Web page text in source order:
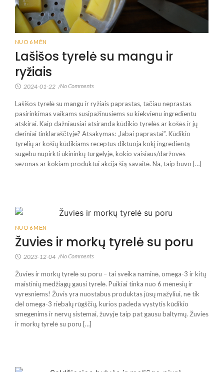
NUO 6 MĖN
Lašišos tyrelė su mangu ir
ryžiais
2024-01-22 /No Comments
Lašišos tyrelė su mangu ir ryžiais paprastas, tačiau neprastas
pasirinkimas vaikams susipažinusiems su kiekvienu ingredientu
atskirai. Kaip dažniausiai atsiranda kūdikio tyrelės ar košės ir jų
deriniai tinklaraščtyje? Atsakymas: „labai paprastai”. Kūdikio
tyrelių ar košių kūdikiams receptus diktuoja kokį ingredientą
sugebu nupirkti ūkininkų turgelyje, kokio vaisiaus/daržovės
sezonas ar kokiam produktui akcija šią savaitė. Na, taip buvo […]
NUO 6 MĖN
Žuvies ir morkų tyrelė su poru
2023-12-04 /No Comments
Žuvies ir morkų tyrelė su poru – tai sveika naminė, omega-3 ir kitų
maistinių medžiagų gausi tyrelė. Puikiai tinka nuo 6 mėnesių ir
vyresniems! Žuvis yra nuostabus produktas jūsų mažyliui, ne tik
dėl omega-3 riebalų rūgščių, kurios padeda vystytis kūdikio
smegenims ir nervų sistemai, žuvyje taip pat gausu baltymų. Žuvies
ir morkų tyrelė su poru […]